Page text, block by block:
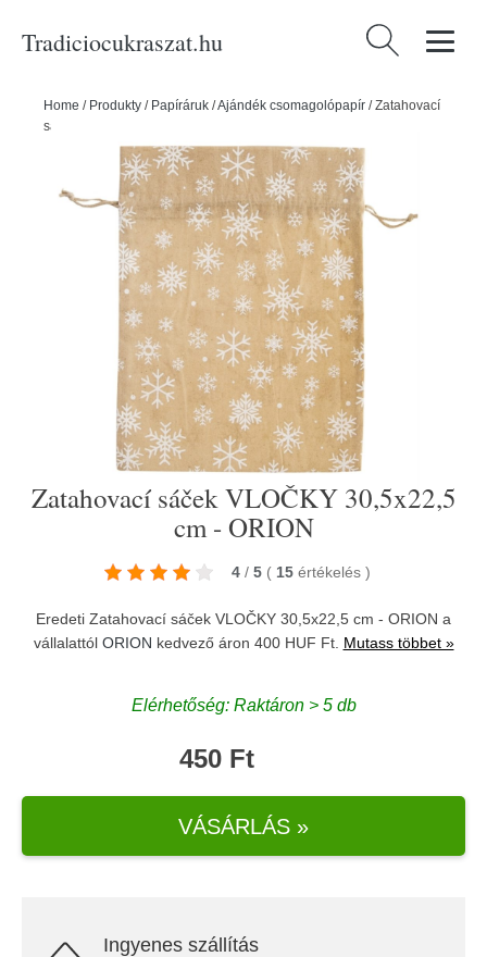
Tradiciocukraszat.hu Keresés:
Home / Produkty / Papíráruk /Ajándék csomagolópapír /Zatahovací
sáček VLOČKY 30,5x22,5 cm - ORION
Zatahovací sáček VLOČKY 30,5x22,5
cm - ORION
4 / 5 ( 15 értékelés )
Eredeti Zatahovací sáček VLOČKY 30,5x22,5 cm - ORION a
vállalattól ORION kedvező áron 400 HUF Ft. Mutass többet »
Elérhetőség: Raktáron > 5 db
450 Ft
VÁSÁRLÁS »
Ingyenes szállítás